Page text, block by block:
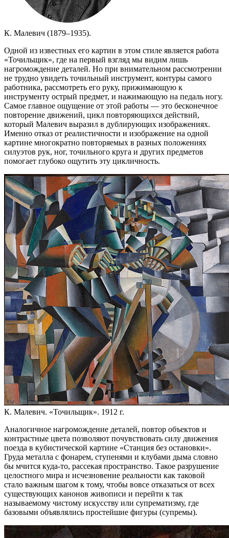
К. Малевич (1879–1935).
Одной из известных его картин в этом стиле является работа
«Точильщик», где на первый взгляд мы видим лишь
нагромождение деталей. Но при внимательном рассмотрении
не трудно увидеть точильный инструмент, контуры самого
работника, рассмотреть его руку, прижимающую к
инструменту острый предмет, и нажимающую на педаль ногу.
Самое главное ощущение от этой работы — это бесконечное
повторение движений, цикл повторяющихся действий,
который Малевич выразил в дублирующих изображениях.
Именно отказ от реалистичности и изображение на одной
картине многократно повторяемых в разных положениях
силуэтов рук, ног, точильного круга и других предметов
помогает глубоко ощутить эту цикличность.
К. Малевич. «Точильщик». 1912 г.
Аналогичное нагромождение деталей, повтор объектов и
контрастные цвета позволяют почувствовать силу движения
поезда в кубистической картине «Станция без остановки».
Груда металла с фонарем, ступенями и клубами дыма словно
бы мчится куда-то, рассекая пространство. Такое разрушение
целостного мира и исчезновение реальности как таковой
стало важным шагом к тому, чтобы вовсе отказаться от всех
существующих канонов живописи и перейти к так
называемому чистому искусству или супрематизму, где
базовыми объявлялись простейшие фигуры (супремы).